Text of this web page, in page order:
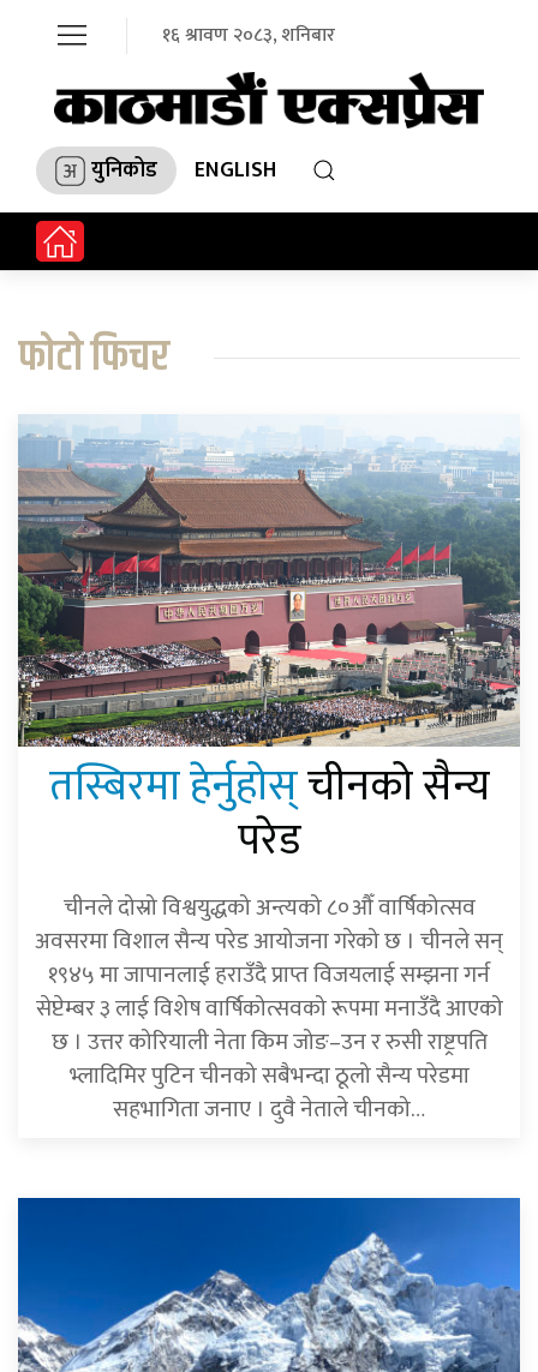
१६ श्रावण २०८३, शनिबार
युनिकोड ENGLISH
फोटो फिचर
तस्बिरमा हेर्नुहोस्चीनको सैन्य
परेड
चीनले दोस्रो विश्वयुद्धको अन्त्यको ८०औँ वार्षिकोत्सव
अवसरमा विशाल सैन्य परेड आयोजना गरेको छ । चीनले सन्
१९४५ मा जापानलाई हराउँदै प्राप्त विजयलाई सम्झना गर्न
सेप्टेम्बर ३ लाई विशेष वार्षिकोत्सवको रूपमा मनाउँदै आएको
छ । उत्तर कोरियाली नेता किम जोङ–उन र रुसी राष्ट्रपति
भ्लादिमिर पुटिन चीनको सबैभन्दा ठूलो सैन्य परेडमा
सहभागिता जनाए । दुवै नेताले चीनको…